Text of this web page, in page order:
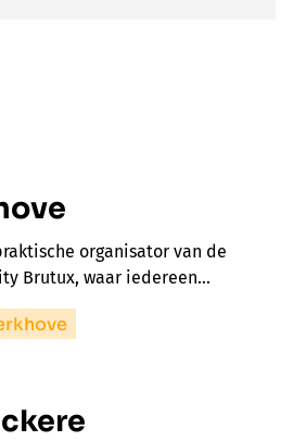
organisator van de
Brutux, waar iedereen…